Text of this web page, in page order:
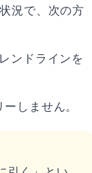
況で、次の方
ンドラインを
しません。